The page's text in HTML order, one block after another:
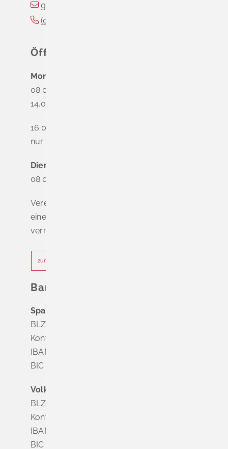
gemeinde@schliengen.de
(0
Öffnungszeiten
Montag
08.00 - 12.00 Uhr
14.00 - 16.00 Uhr
16.00 - 18.00 Uhr
nur nach Terminvereinbarung
Dienstag - Freitag
08.00 - 12.00 Uhr
Vereinbaren Sie online oder telefonisch
einen Termin, um Wartezeiten zu
vermeiden.
zur Terminvereinbarung
Bankverbindung
Sparkasse Markgräflerland Müllheim
BLZ 683 518 65
Konto Nr. 8 028 524
IBAN DE63 6835 1865 0008 0285 24
BIC SOLADES1MGL
Volksbank Dreiländereck
BLZ 683 900 00
Konto Nr. 3 500 004
IBAN DE56 6839 0000 0003 5000 04
BIC VOLODE66